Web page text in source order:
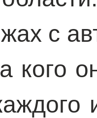
с
кого